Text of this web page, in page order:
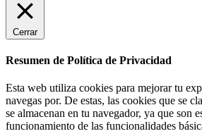
Cerrar
Resumen de Política de Privacidad
Esta web utiliza cookies para mejorar tu
navegas por. De estas, las cookies que se
se almacenan en tu navegador, ya que son
funcionamiento de las funcionalidades